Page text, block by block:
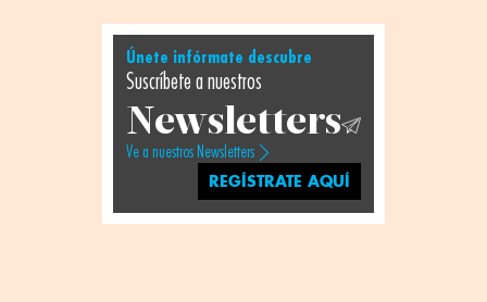
Únete infórmate descubre
Suscríbete a nuestros
Newsletters
Ve a nuestros Newsletters
REGÍSTRATE AQUÍ